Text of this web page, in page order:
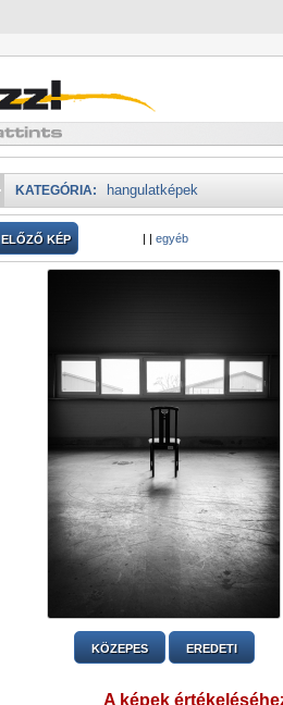
KATEGÓRIA: hangulatképek
ELŐZŐ KÉP | | egyéb
KÖZEPES EREDETI
A képek